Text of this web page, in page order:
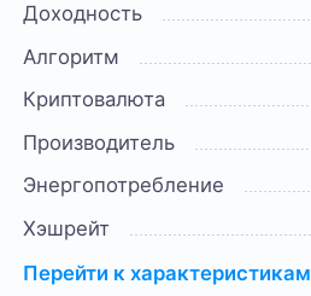
Доходность
Алгоритм
Криптовалюта
Производитель
Энергопотребление
Хэшрейт
Перейти к характеристикам